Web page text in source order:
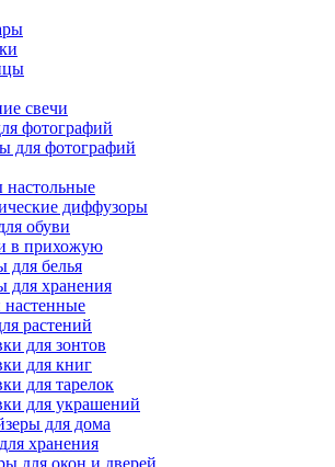
свечи
фотографий
для фотографий
настольные
диффузоры
обуви
в прихожую
для белья
для хранения
растений
для зонтов
для книг
для тарелок
для украшений
для дома
хранения
для окон и дверей